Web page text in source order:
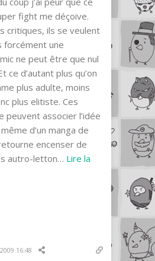
fight me déçoive.
critiques, ils se veulent
forcément une
ne peut être que nul
ce d’autant plus qu’on
plus adulte, moins
plus elitiste. Ces
peuvent associer l’idée
d’un manga de
encenser de
autro-letton… Lire la
16:48